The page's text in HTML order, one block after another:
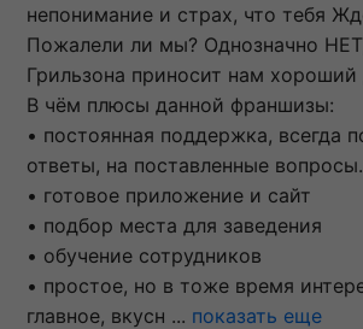
непонимание и страх, что тебя
Пожалели ли мы? Однозначно
Грильзона приносит нам
В чём плюсы данной франшизы:
• постоянная поддержка, всегда
ответы, на поставленные вопросы.
• готовое приложение и сайт
• подбор места для заведения
• обучение сотрудников
• простое, но в тоже время
главное, вкусн ... показать еще